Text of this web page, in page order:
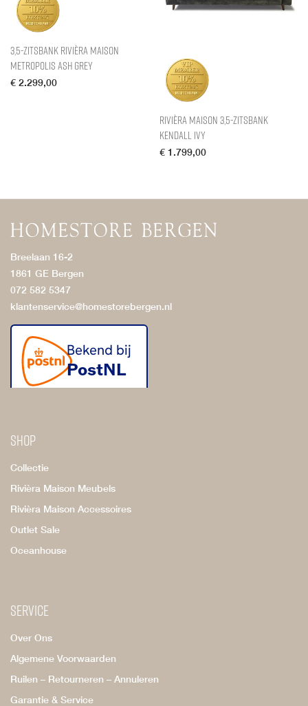
3,5-zitsbank Rivièra Maison
Metropolis Ash Grey
€ 2.299,00
Rivièra Maison 3,5-zitsbank
Kendall Ivy
€ 1.799,00
Breelaan 16-2
1861 GE Bergen
072 582 5347
klantenservice@homestorebergen.nl
Shop
Collectie
Rivièra Maison Meubels
Rivièra Maison Accessoires
Outlet Sale
Oceanhouse
Service
Over Ons
Algemene Voorwaarden
Ruilen – Retourneren – Annuleren
Garantie & Service